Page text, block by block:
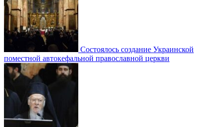
Состоялось создание Украинской
поместной автокефальной православной церкви